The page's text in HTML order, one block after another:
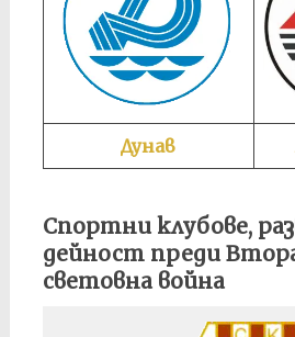
Дунав
Спортни клубове,
дейност преди
световна война